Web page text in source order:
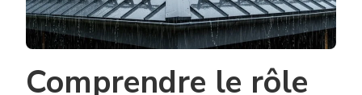
Comprendre le rôle